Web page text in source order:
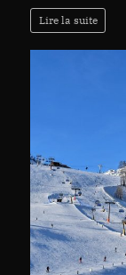
Lire la suite